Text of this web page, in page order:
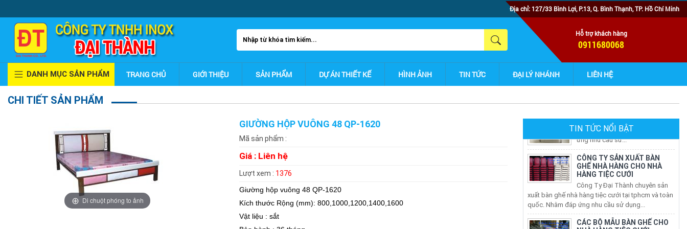
Địa chỉ: 127/33 Bình Lợi, P.13, Q. Bình Thạnh, TP. Hồ Chí Minh
Hỗ trợ khách hàng
0911680068
DANH MỤC SẢN PHẨM TRANG CHỦ GIỚI THIỆU SẢN PHẨM DỰ ÁN THIẾT KẾ HÌNH ẢNH TIN TỨC ĐẠI LÝ NHÁNH LIÊN HỆ
CHI TIẾT SẢN PHẨM
Di chuột phóng to ảnh
GIƯỜNG HỘP VUÔNG 48 QP-1620
Mã sản phẩm :
Giá : Liên hệ
Lượt xem : 1376
Giường hộp vuông 48 QP-1620
Kích thước Rộng (mm): 800,1000,1200,1400,1600
Vật liệu : sắt
TIN TỨC NỔI BẬT
CÔNG TY SẢN XUẤT BÀN
GHẾ NHÀ HÀNG CHO NHÀ
HÀNG TIỆC CƯỚI
Công Ty Đại Thành chuyên sản
xuất bàn ghế nhà hàng tiệc cưới tại tphcm và toàn
quốc. Nhằm đáp ứng nhu cầu sử dụng...
CÁC BỘ MẪU BÀN GHẾ CHO
NHÀ HÀNG TIỆC CƯỚI